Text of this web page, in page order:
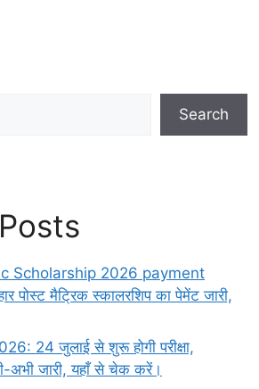
Search
Scholarship 2026 payment
पोस्ट मैट्रिक स्कालरशिप का पेमेंट जारी,
24 जुलाई से शुरू होगी परीक्षा,
अभी जारी, यहाँ से चेक करें।